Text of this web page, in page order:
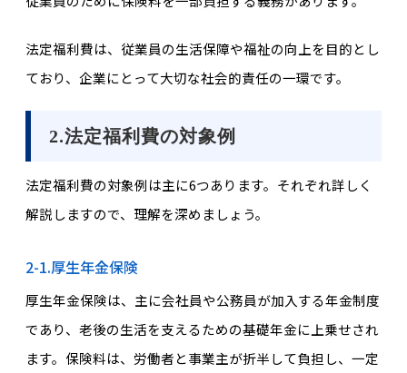
法定福利費は、従業員の生活保障や福祉の向上を目的とし
ており、企業にとって大切な社会的責任の一環です。
2.法定福利費の対象例
法定福利費の対象例は主に6つあります。それぞれ詳しく
解説しますので、理解を深めましょう。
2-1.厚生年金保険
厚生年金保険は、主に会社員や公務員が加入する年金制度
であり、老後の生活を支えるための基礎年金に上乗せされ
ます。保険料は、労働者と事業主が折半して負担し、一定